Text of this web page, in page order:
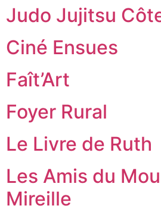
Judo Jujitsu
Ciné Ensues
Faît’Art
Foyer Rural
Le Livre de Ruth
Les Amis du
Mireille